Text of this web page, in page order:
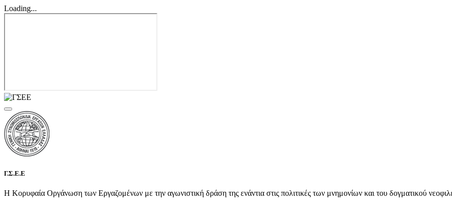
Loading...
Γ.Σ.Ε.Ε
Η Κορυφαία Οργάνωση των Εργαζομένων με την αγωνιστική δράση της ενάντια στις πολιτικές των μνημονίων και του δογματικού